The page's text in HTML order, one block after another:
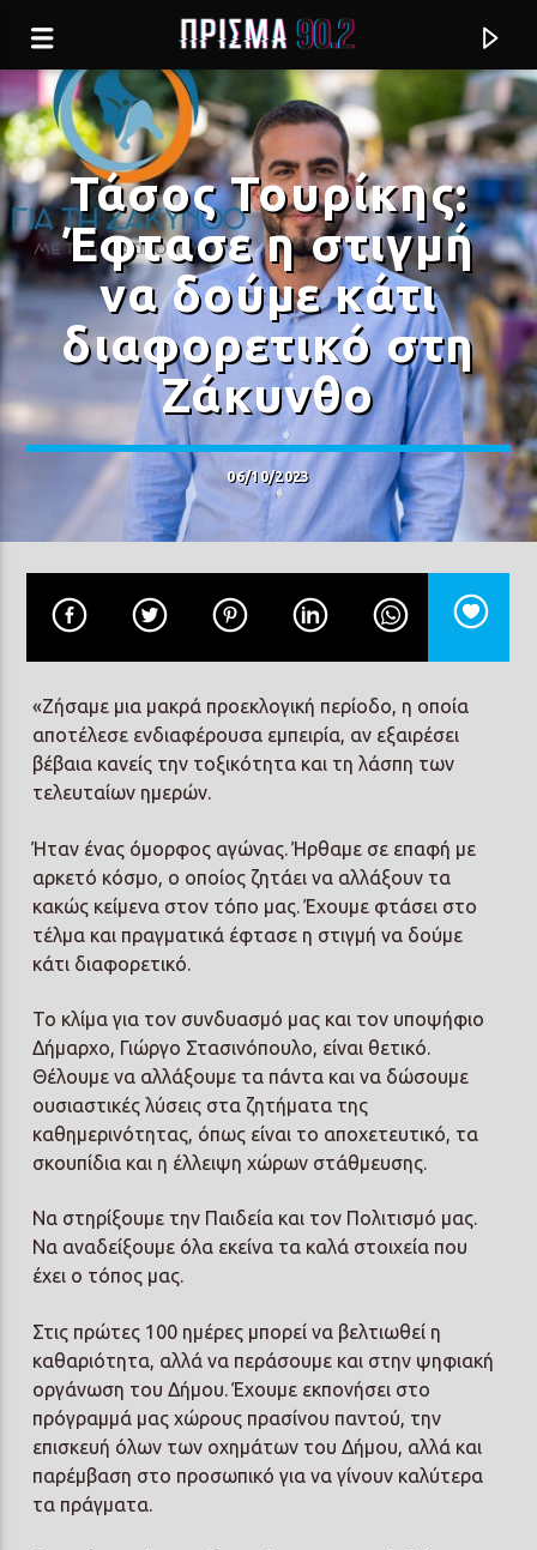
Current track
ΑΥΤΟ ΠΟΥ ΑΓΑΠΑΣ
ΠΑΝΟΣ ΚΑΤΣΙΜΙΧΑΣ & ΓΙΩΡΓΟΣ ΣΑΜΠΑΝΗΣ
Prisma Radio 90,2
Τάσος Τουρίκης:
Έφτασε η στιγμή
να δούμε κάτι
διαφορετικό στη
Ζάκυνθο
06/10/2023
«Ζήσαμε μια μακρά προεκλογική περίοδο, η οποία
αποτέλεσε ενδιαφέρουσα εμπειρία, αν εξαιρέσει
βέβαια κανείς την τοξικότητα και τη λάσπη των
τελευταίων ημερών.
Ήταν ένας όμορφος αγώνας. Ήρθαμε σε επαφή με
αρκετό κόσμο, ο οποίος ζητάει να αλλάξουν τα
κακώς κείμενα στον τόπο μας. Έχουμε φτάσει στο
τέλμα και πραγματικά έφτασε η στιγμή να δούμε
κάτι διαφορετικό.
Το κλίμα για τον συνδυασμό μας και τον υποψήφιο
Δήμαρχο, Γιώργο Στασινόπουλο, είναι θετικό.
Θέλουμε να αλλάξουμε τα πάντα και να δώσουμε
ουσιαστικές λύσεις στα ζητήματα της
καθημερινότητας, όπως είναι το αποχετευτικό, τα
σκουπίδια και η έλλειψη χώρων στάθμευσης.
Να στηρίξουμε την Παιδεία και τον Πολιτισμό μας.
Να αναδείξουμε όλα εκείνα τα καλά στοιχεία που
έχει ο τόπος μας.
Στις πρώτες 100 ημέρες μπορεί να βελτιωθεί η
καθαριότητα, αλλά να περάσουμε και στην ψηφιακή
οργάνωση του Δήμου. Έχουμε εκπονήσει στο
πρόγραμμά μας χώρους πρασίνου παντού, την
επισκευή όλων των οχημάτων του Δήμου, αλλά και
παρέμβαση στο προσωπικό για να γίνουν καλύτερα
τα πράγματα.